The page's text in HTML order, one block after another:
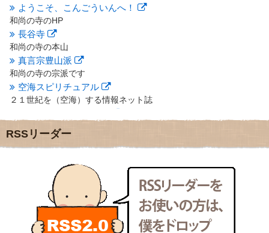
2012年7月
(10)
2012年6月(14)
2012年5月
2012年4月(16)
2012年3月 (17)
2012年2月(20)
2012年1月(25)
2011年12月(22)
2011年11月(28)
2011年10月(31)
2011年9月(24)
2011年8月(21)
2011年6月(13)
2011年5月
2011年4月
(17)
2011年3月(15)
2011年2月(22)
ようこそ、こんごういんへ！
和尚の寺のHP
長谷寺
和尚の寺の本山
真言宗豊山派
和尚の寺の宗派です
空海スピリチュアル
２１世紀を（空海）する情報ネット誌
地域のライターさんです
小豆島 圓満寺
新聞屋の道具箱
新聞社で使われる用語の解説など
makotoさんの御符内巡礼記
東京の巡礼記です
POLYHEDON
RSSリーダー